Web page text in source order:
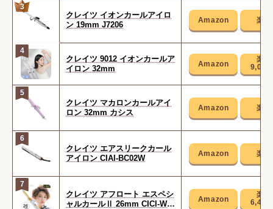
3
クレイツ イオンカールアイロ
ン 19mm J7206
4
クレイツ 9012 イオンカールア
イロン 32mm
9,012
5
クレイツ マカロンカールアイ
ロン 32mm カシス
6
クレイツ エアスリークカール
アイロン CIAI-BC02W
7
クレイツ アフロート エスペシ
ャルカールⅡ 26mm CICI-W2
6,480